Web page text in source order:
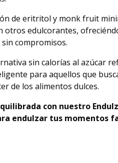
de eritritol y monk fruit
otros edulcorantes,
compromisos.
sin calorías al azúcar
para aquellos que
de los alimentos dulces.
con nuestro
endulzar tus momentos